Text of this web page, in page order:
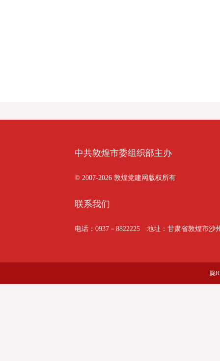
中共敦煌市委组织部主办
© 2007-2026 敦煌党建网版权所有
联系我们
电话：0937－8822225 地址：甘肃省敦煌市沙
陇